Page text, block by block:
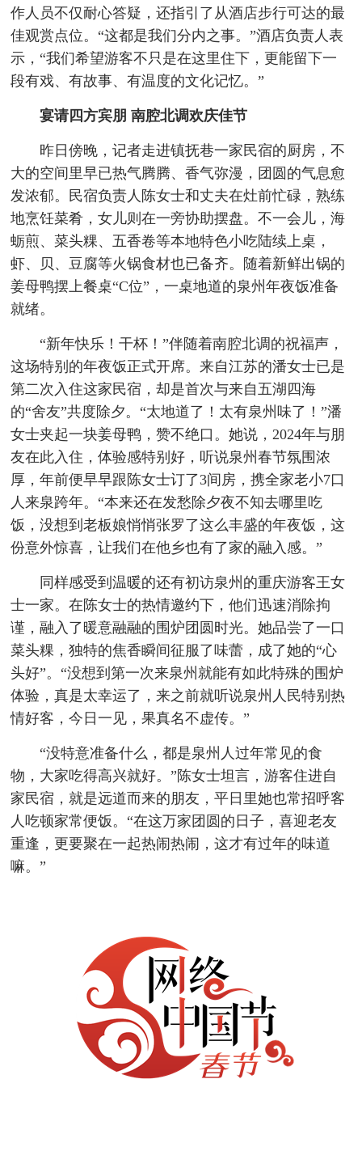
作人员不仅耐心答疑，还指引了从酒店步行可达的最
佳观赏点位。“这都是我们分内之事。”酒店负责人表
示，“我们希望游客不只是在这里住下，更能留下一
段有戏、有故事、有温度的文化记忆。”
宴请四方宾朋 南腔北调欢庆佳节
昨日傍晚，记者走进镇抚巷一家民宿的厨房，不
大的空间里早已热气腾腾、香气弥漫，团圆的气息愈
发浓郁。民宿负责人陈女士和丈夫在灶前忙碌，熟练
地烹饪菜肴，女儿则在一旁协助摆盘。不一会儿，海
蛎煎、菜头粿、五香卷等本地特色小吃陆续上桌，
虾、贝、豆腐等火锅食材也已备齐。随着新鲜出锅的
姜母鸭摆上餐桌“C位”，一桌地道的泉州年夜饭准备
就绪。
“新年快乐！干杯！”伴随着南腔北调的祝福声，
这场特别的年夜饭正式开席。来自江苏的潘女士已是
第二次入住这家民宿，却是首次与来自五湖四海
的“舍友”共度除夕。“太地道了！太有泉州味了！”潘
女士夹起一块姜母鸭，赞不绝口。她说，2024年与朋
友在此入住，体验感特别好，听说泉州春节氛围浓
厚，年前便早早跟陈女士订了3间房，携全家老小7口
人来泉跨年。“本来还在发愁除夕夜不知去哪里吃
饭，没想到老板娘悄悄张罗了这么丰盛的年夜饭，这
份意外惊喜，让我们在他乡也有了家的融入感。”
同样感受到温暖的还有初访泉州的重庆游客王女
士一家。在陈女士的热情邀约下，他们迅速消除拘
谨，融入了暖意融融的围炉团圆时光。她品尝了一口
菜头粿，独特的焦香瞬间征服了味蕾，成了她的“心
头好”。“没想到第一次来泉州就能有如此特殊的围炉
体验，真是太幸运了，来之前就听说泉州人民特别热
情好客，今日一见，果真名不虚传。”
“没特意准备什么，都是泉州人过年常见的食
物，大家吃得高兴就好。”陈女士坦言，游客住进自
家民宿，就是远道而来的朋友，平日里她也常招呼客
人吃顿家常便饭。“在这万家团圆的日子，喜迎老友
重逢，更要聚在一起热闹热闹，这才有过年的味道
嘛。”